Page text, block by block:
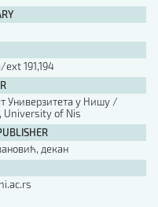
ext 191,194
Универзитета у Нишу /
University of Nis
декан